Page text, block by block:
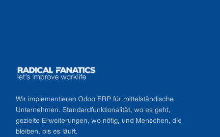
Wir implementieren Odoo ERP für mittelständische
Unternehmen. Standardfunktionalität, wo es geht,
gezielte Erweiterungen, wo nötig, und Menschen, die
bleiben, bis es läuft.